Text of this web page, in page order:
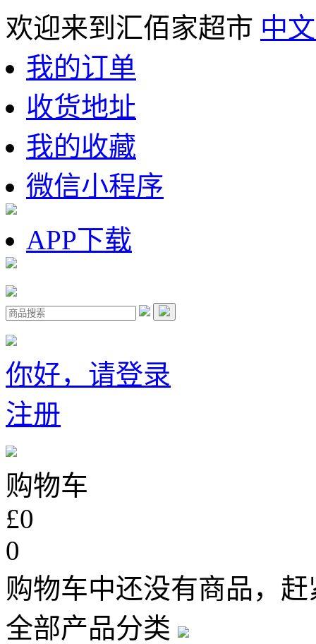
欢迎来到汇佰家超市 中
我的订单
收货地址
我的收藏
微信小程序
APP下载
你好，请登录
注册
购物车
£0
0
购物车中还没有商品，
全部产品分类